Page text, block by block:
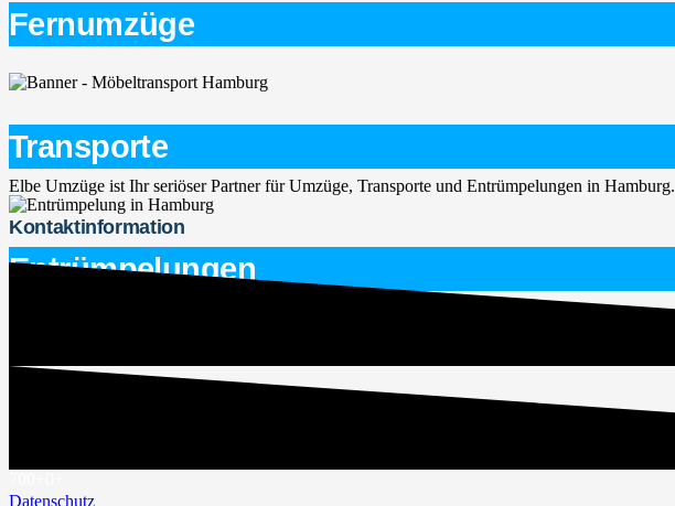
Fernumzüge
Transporte
Entrümpelungen
Elbe Umzüge ist Ihr seriöser Partner für Umzüge, Transporte und Entrümpelungen in Hamburg.
Kontaktinformation
service@elbe-umzuege.de
Datenschutz